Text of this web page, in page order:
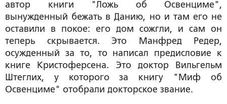
автор книги "Ложь об Освенциме",
вынужденный бежать в Данию, но и там его не
оставили в покое: его дом сожгли, и сам он
теперь скрывается. Это Манфред Редер,
осужденный за то, то написал предисловие к
книге Кристоферсена. Это доктор Вильгельм
Штеглих, у которого за книгу "Миф об
Освенциме" отобрали докторское звание.